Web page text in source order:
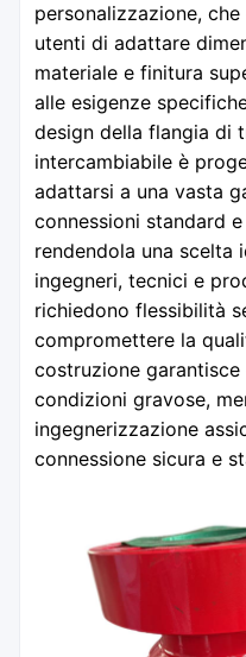
personalizzazione,
utenti di adattare
materiale e finitura
alle esigenze
design della flangia di
intercambiabile è
adattarsi a una vasta
connessioni standard
rendendola una scelta
ingegneri, tecnici e
richiedono flessibilità
compromettere la
costruzione garantisce
condizioni gravose,
ingegnerizzazione
connessione sicura e